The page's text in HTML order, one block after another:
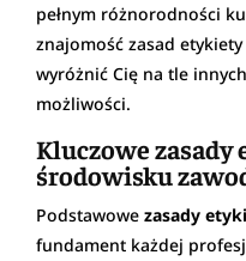
pełnym różnorodności
znajomość zasad
wyróżnić Cię na tle
możliwości.
Kluczowe
środowisku
Podstawowe zasady
fundament każdej